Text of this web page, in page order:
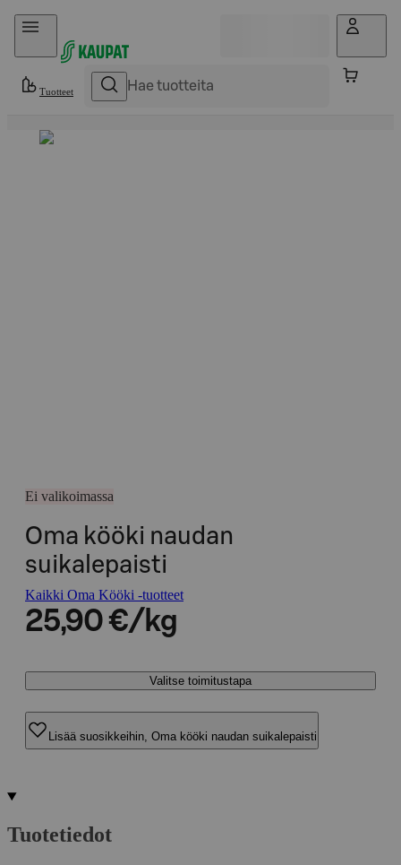
Hyppää sisältöön
Tuotteet
Ei valikoimassa
Oma kööki naudan
suikalepaisti
Kaikki Oma Kööki -tuotteet
25,90 €/kg
Valitse toimitustapa
Lisää suosikkeihin, Oma kööki naudan suikalepaisti
Tuotetiedot